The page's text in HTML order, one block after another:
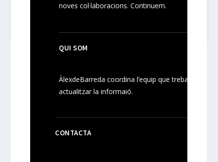
novescol·laboracions. Continuem.
QUI SOM
ÀlexdeBarreda coordina l’equip que treballa per
actualitzar la informaió.
CONTACTA